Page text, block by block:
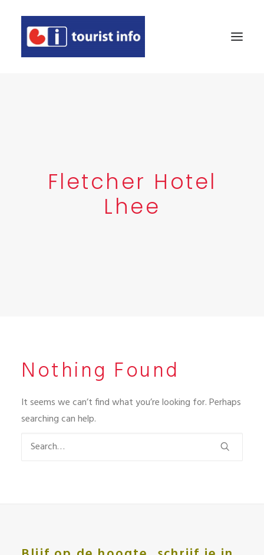
WINKELENFletcher Hotel
Lhee
Nothing Found
It seems we can’t find what you’re looking for. Perhaps
searching can help.